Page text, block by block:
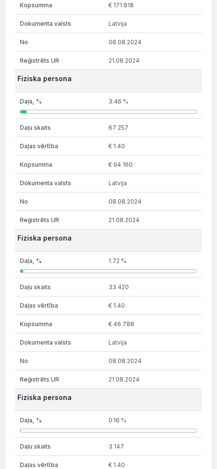
€ 171 818
Latvija
08.08.2024
21.08.2024
Fiziska persona
3.46 %
67 257
€ 1.40
€ 94 160
Latvija
08.08.2024
21.08.2024
Fiziska persona
1.72 %
33 420
€ 1.40
€ 46 788
Latvija
08.08.2024
21.08.2024
Fiziska persona
0.16 %
3 147
€ 1.40